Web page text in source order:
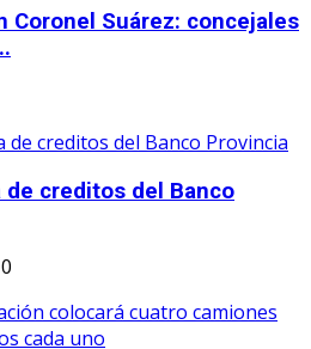
Coronel Suárez: concejales
de creditos del Banco
0